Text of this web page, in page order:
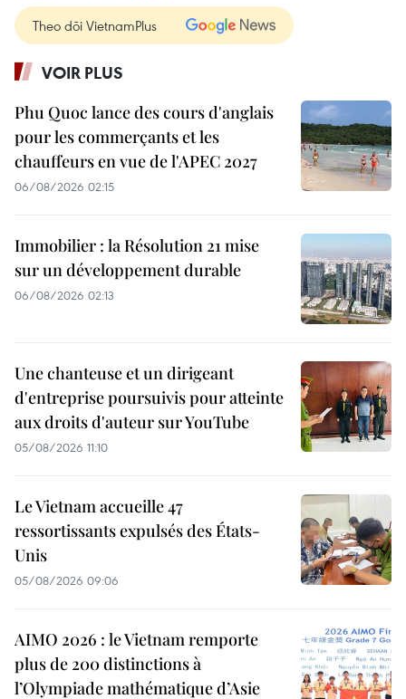
Theo dõi VietnamPlus
VOIR PLUS
Phu Quoc lance des cours d'anglais
pour les commerçants et les
chauffeurs en vue de l'APEC 2027
06/08/2026 02:15
Immobilier : la Résolution 21 mise
sur un développement durable
06/08/2026 02:13
Une chanteuse et un dirigeant
d'entreprise poursuivis pour atteinte
aux droits d'auteur sur YouTube
05/08/2026 11:10
Le Vietnam accueille 47
ressortissants expulsés des États-
Unis
05/08/2026 09:06
AIMO 2026 : le Vietnam remporte
plus de 200 distinctions à
l’Olympiade mathématique d’Asie